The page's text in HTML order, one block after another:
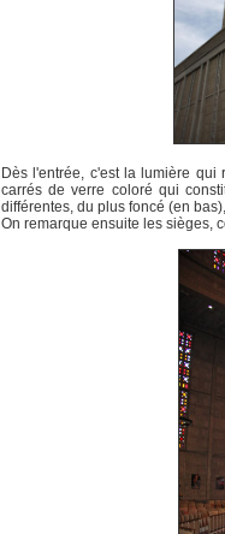
Dès l'entrée, c'est la lumière
carrés de verre coloré qui
différentes, du plus foncé (en
On remarque ensuite les sièges,